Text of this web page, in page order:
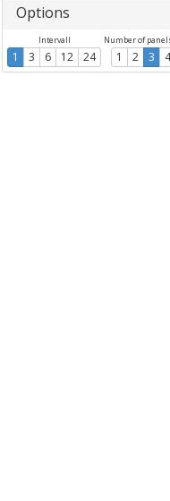
Options
Intervall
1 3 6 12 24
Number of
1 2 3 4